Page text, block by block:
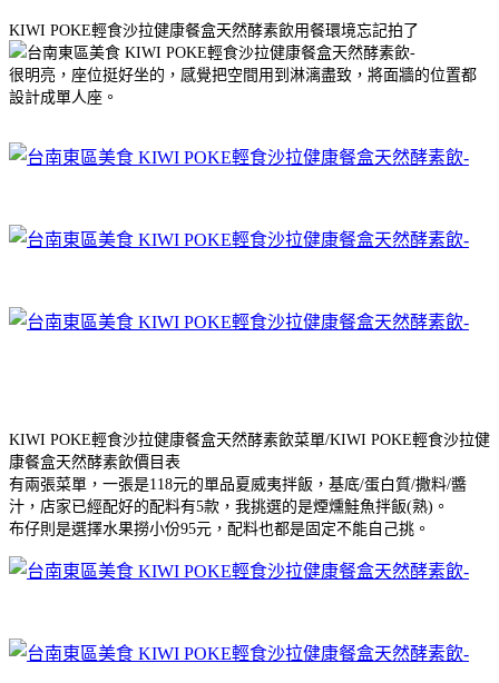
KIWI POKE輕食沙拉健康餐盒天然酵素飲用餐環境忘記拍了
很明亮，座位挺好坐的，感覺把空間用到淋漓盡致，將面牆的位置都
設計成單人座。
KIWI POKE輕食沙拉健康餐盒天然酵素飲菜單/KIWI POKE輕食沙拉健
康餐盒天然酵素飲價目表
有兩張菜單，一張是118元的單品夏威夷拌飯，基底/蛋白質/撒料/醬
汁，店家已經配好的配料有5款，我挑選的是煙燻鮭魚拌飯(熟)。
布仔則是選擇水果撈小份95元，配料也都是固定不能自己挑。